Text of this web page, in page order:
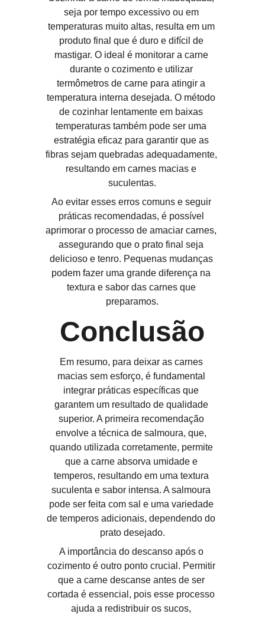
seja por tempo excessivo ou em
temperaturas muito altas, resulta em um
produto final que é duro e difícil de
mastigar. O ideal é monitorar a carne
durante o cozimento e utilizar
termômetros de carne para atingir a
temperatura interna desejada. O método
de cozinhar lentamente em baixas
temperaturas também pode ser uma
estratégia eficaz para garantir que as
fibras sejam quebradas adequadamente,
resultando em carnes macias e
suculentas.
Ao evitar esses erros comuns e seguir
práticas recomendadas, é possível
aprimorar o processo de amaciar carnes,
assegurando que o prato final seja
delicioso e tenro. Pequenas mudanças
podem fazer uma grande diferença na
textura e sabor das carnes que
preparamos.
Conclusão
Em resumo, para deixar as carnes
macias sem esforço, é fundamental
integrar práticas específicas que
garantem um resultado de qualidade
superior. A primeira recomendação
envolve a técnica de salmoura, que,
quando utilizada corretamente, permite
que a carne absorva umidade e
temperos, resultando em uma textura
suculenta e sabor intensa. A salmoura
pode ser feita com sal e uma variedade
de temperos adicionais, dependendo do
prato desejado.
A importância do descanso após o
cozimento é outro ponto crucial. Permitir
que a carne descanse antes de ser
cortada é essencial, pois esse processo
ajuda a redistribuir os sucos,